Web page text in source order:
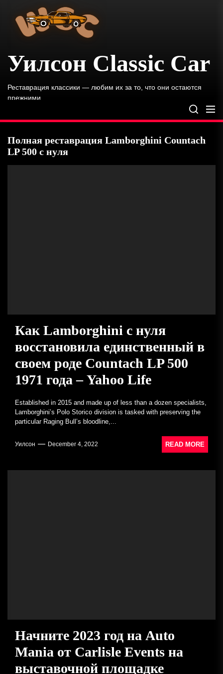
Уилсон Classic Car
Реставрация классики — любим их за то, что они остаются
прежними.
Полная реставрация Lamborghini Countach
LP 500 с нуля
Как Lamborghini с нуля
восстановила единственный в
своем роде Countach LP 500
1971 года – Yahoo Life
Established in 2015 and made up of less than a dozen specialists,
Lamborghini’s Polo Storico division is tasked with preserving the
particular Raging Bull’s bloodline,...
Уилсон December 4, 2022 READ MORE
Начните 2023 год на Auto
Mania от Carlisle Events на
выставочной площадке